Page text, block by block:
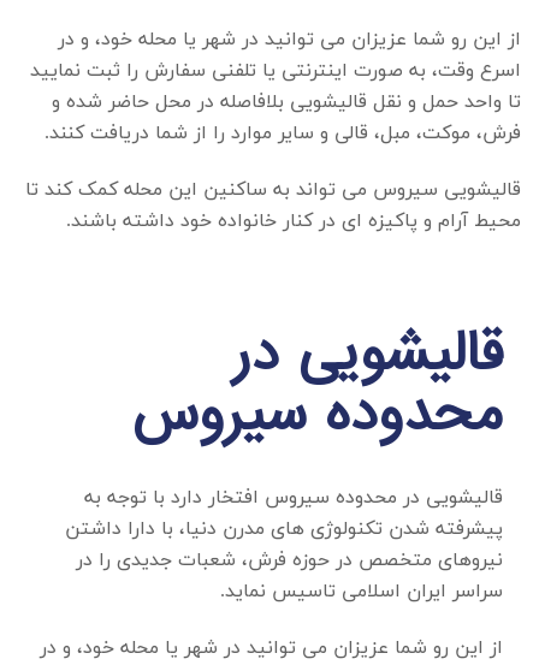
از این رو شما عزیزان می توانید در شهر یا محله خود، و در
اسرع وقت، به صورت اینترنتی یا تلفنی سفارش را ثبت نمایید
تا واحد حمل و نقل قالیشویی بلافاصله در محل حاضر شده و
فرش، موکت، مبل، قالی و سایر موارد را از شما دریافت کنند.
قالیشویی سیروس می تواند به ساکنین این محله کمک کند تا
محیط آرام و پاکیزه ای در کنار خانواده خود داشته باشند.
قالیشویی در
محدوده سیروس
قالیشویی در محدوده سیروس افتخار دارد با توجه به
پیشرفته شدن تکنولوژی های مدرن دنیا، با دارا داشتن
نیروهای متخصص در حوزه فرش، شعبات جدیدی را در
سراسر ایران اسلامی تاسیس نماید.
از این رو شما عزیزان می توانید در شهر یا محله خود، و در